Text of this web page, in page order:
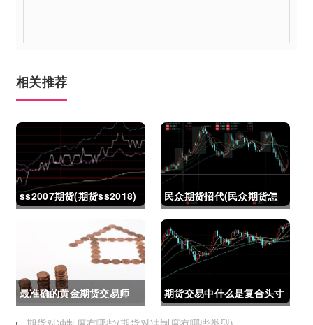
相关推荐
ss2007期货(期货ss2018)
民众期货招代(民众期货怎
么了)
最准确的黄金期货交易师
(最准确的黄金期货交易师
期货交易中什么是复合头寸
(期货交易中什么是复合头